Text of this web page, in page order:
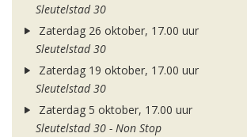
Sleutelstad 30
Zaterdag 26 oktober, 17.00 uur
Sleutelstad 30
Zaterdag 19 oktober, 17.00 uur
Sleutelstad 30
Zaterdag 5 oktober, 17.00 uur
Sleutelstad 30 - Non Stop